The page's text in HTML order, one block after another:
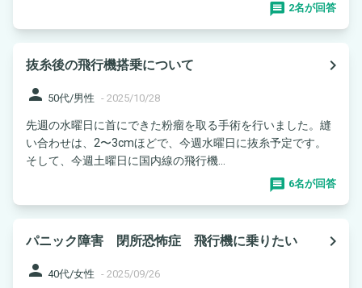
2名が回答
抜糸後の飛行機搭乗について
navigate_next
person 50代/男性 - 2025/10/28
先週の水曜日に首にできた粉瘤を取る手術を行いました。縫
い合わせは、2〜3cmほどで、今週水曜日に抜糸予定です。
そして、今週土曜日に国内線の飛行機...
6名が回答
パニック障害 閉所恐怖症 飛行機に乗りたい
navigate_next
person 40代/女性 - 2025/09/26